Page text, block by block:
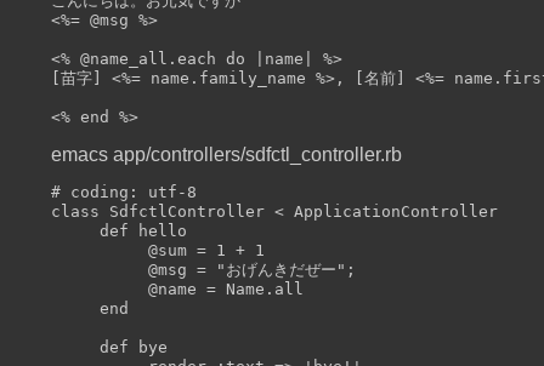
<%= @msg %>
<% @name_all.each do |name| %>
[苗字] <%= name.family_name %>, [名前] <%=
emacs app/controllers/sdfctl_controller.rb
# coding: utf-8
class SdfctlController < ApplicationController
     def hello
          @sum = 1 + 1
          @msg = "おげんきだぜー";
          @name = Name.all
     end
     def bye